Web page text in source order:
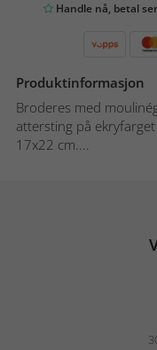
Handle nå, betal
Produktinformasjon
Broderes med
attersting på
17x22 cm....